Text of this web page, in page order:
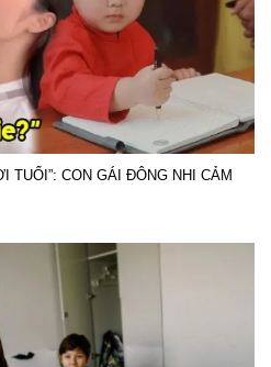
TUỔI”: CON GÁI ĐÔNG NHI CẢM